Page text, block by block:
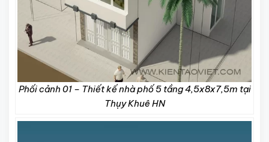
Phối cảnh 01 – Thiết kế nhà phố 5 tầng 4,5x8x7,5m tại
Thụy Khuê HN